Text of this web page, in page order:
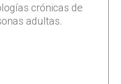
crónicas de
adultas.